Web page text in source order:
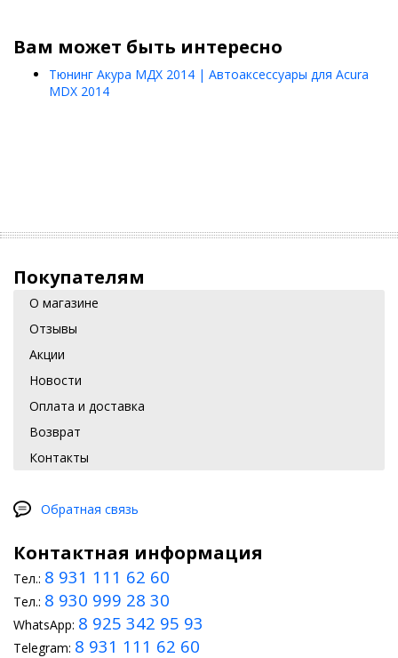
Вам может быть интересно
Тюнинг Акура МДХ 2014 | Автоаксессуары для Acura
MDX 2014
Покупателям
О магазине
Отзывы
Акции
Новости
Оплата и доставка
Возврат
Контакты
Обратная связь
Контактная информация
Тел.: 8 931 111 62 60
Тел.: 8 930 999 28 30
WhatsApp: 8 925 342 95 93
Telegram: 8 931 111 62 60